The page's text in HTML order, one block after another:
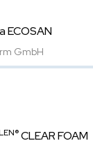
ECOSAN
GmbH
CLEAR FOAM